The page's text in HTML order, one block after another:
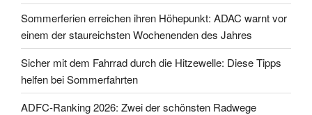
Sommerferien erreichen ihren Höhepunkt: ADAC warnt vor
einem der staureichsten Wochenenden des Jahres
Sicher mit dem Fahrrad durch die Hitzewelle: Diese Tipps
helfen bei Sommerfahrten
ADFC-Ranking 2026: Zwei der schönsten Radwege